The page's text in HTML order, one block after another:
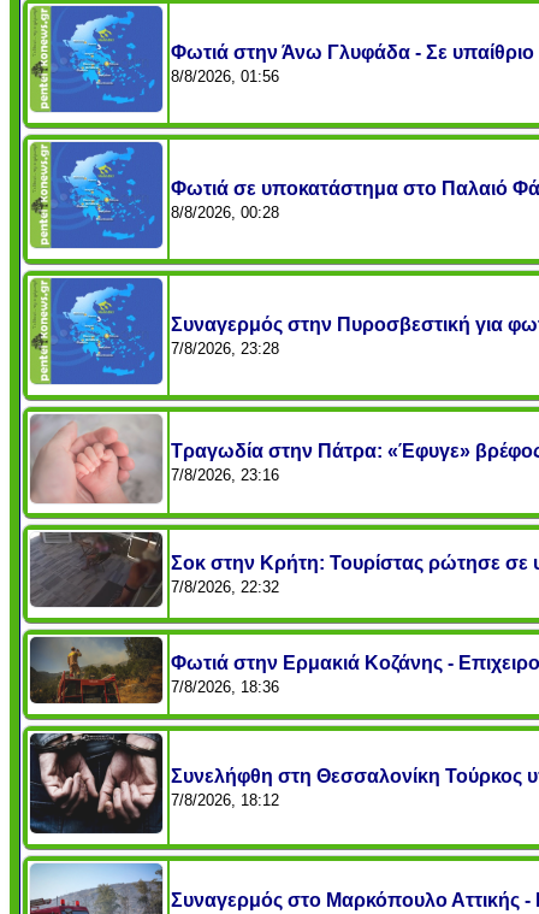
Φωτιά στην Άνω Γλυφάδα - Σε
8/8/2026, 01:56
Φωτιά σε υποκατάστημα στο Παλαιό
8/8/2026, 00:28
Συναγερμός στην Πυροσβεστική για
7/8/2026, 23:28
Τραγωδία στην Πάτρα: «Έφυγε»
7/8/2026, 23:16
Σοκ στην Κρήτη: Τουρίστας ρώτησε σε
7/8/2026, 22:32
Φωτιά στην Ερμακιά Κοζάνης -
7/8/2026, 18:36
Συνελήφθη στη Θεσσαλονίκη Τούρκος
7/8/2026, 18:12
Συναγερμός στο Μαρκόπουλο Αττικής